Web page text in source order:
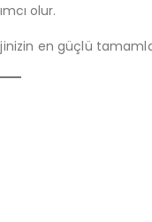
olur.
en güçlü